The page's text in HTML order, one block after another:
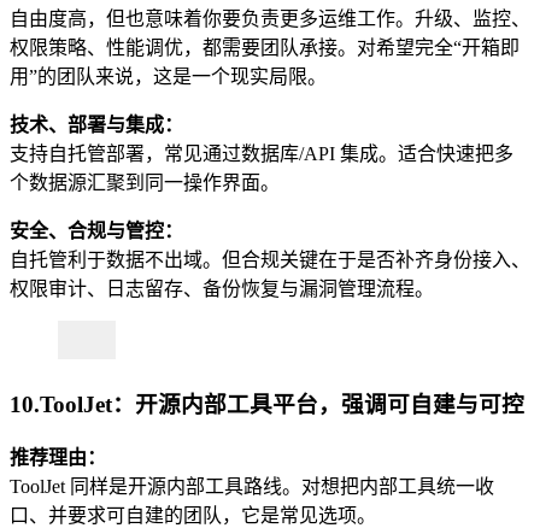
自由度高，但也意味着你要负责更多运维工作。升级、监控、
权限策略、性能调优，都需要团队承接。对希望完全“开箱即
用”的团队来说，这是一个现实局限。
技术、部署与集成：
支持自托管部署，常见通过数据库/API 集成。适合快速把多
个数据源汇聚到同一操作界面。
安全、合规与管控：
自托管利于数据不出域。但合规关键在于是否补齐身份接入、
权限审计、日志留存、备份恢复与漏洞管理流程。
10.ToolJet：开源内部工具平台，强调可自建与可控
推荐理由：
ToolJet 同样是开源内部工具路线。对想把内部工具统一收
口、并要求可自建的团队，它是常见选项。